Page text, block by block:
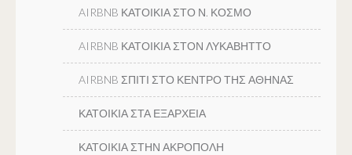
AIRBNB ΚΑΤΟΙΚΙΑ ΣΤΟ Ν. ΚΟΣΜΟ
AIRBNB ΚΑΤΟΙΚΙΑ ΣΤΟΝ ΛΥΚΑΒΗΤΤΟ
AIRBNB ΣΠΙΤΙ ΣΤΟ ΚΕΝΤΡΟ ΤΗΣ ΑΘΗΝΑΣ
ΚΑΤΟΙΚΙΑ ΣΤΑ ΕΞΑΡΧΕΙΑ
ΚΑΤΟΙΚΙΑ ΣΤΗΝ ΑΚΡΟΠΟΛΗ